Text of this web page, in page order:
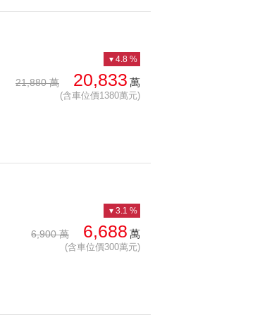
21,880 萬 20,833 萬
(含車位價1380萬元)
4.8 %
6,900 萬 6,688 萬
(含車位價300萬元)
3.1 %